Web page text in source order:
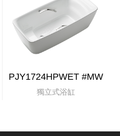
PJY1724HPWET #MW
獨立式浴缸